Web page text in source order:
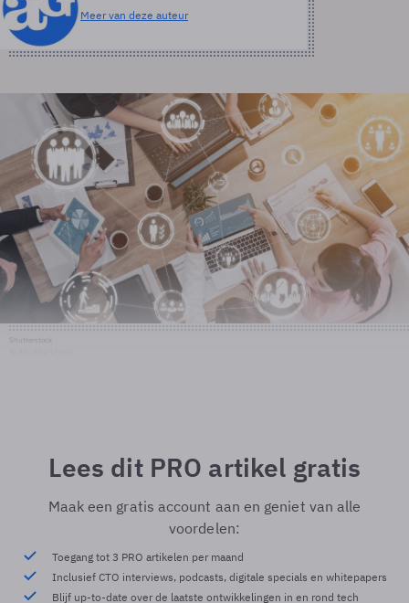
Meer van deze auteur
Lees dit PRO artikel gratis
Maak een gratis account aan en geniet van alle
voordelen:
Toegang tot 3 PRO artikelen per maand
Inclusief CTO interviews, podcasts, digitale specials en whitepapers
Blijf up-to-date over de laatste ontwikkelingen in en rond tech